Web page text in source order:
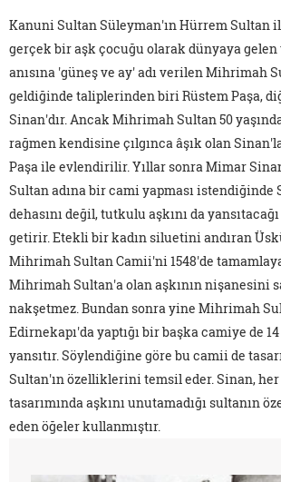
Kanuni Sultan Süleyman'ın Hürrem Sultan
gerçek bir aşk çocuğu olarak dünyaya gelen
anısına 'güneş ve ay' adı verilen Mihrimah
geldiğinde taliplerinden biri Rüstem Paşa,
Sinan'dır. Ancak Mihrimah Sultan 50
rağmen kendisine çılgınca âşık olan
Paşa ile evlendirilir. Yıllar sonra Mimar
Sultan adına bir cami yapması istendiğinde
dehasını değil, tutkulu aşkını da
getirir. Etekli bir kadın siluetini andıran
Mihrimah Sultan Camii'ni 1548'de
Mihrimah Sultan'a olan aşkının nişanesini
nakşetmez. Bundan sonra yine Mihrimah
Edirnekapı'da yaptığı bir başka camiye de
yansıtır. Söylendiğine göre bu camii de
Sultan'ın özelliklerini temsil eder. Sinan,
tasarımında aşkını unutamadığı sultanın
eden öğeler kullanmıştır.